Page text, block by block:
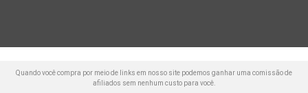
Quando você compra por meio de links em nosso site podemos ganhar uma comissão de
afiliados sem nenhum custo para você.